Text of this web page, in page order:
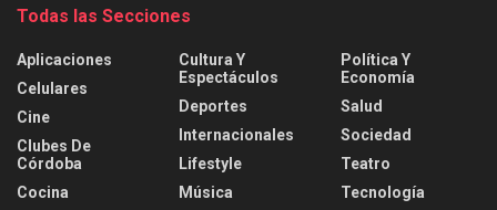
Todas las Secciones
Aplicaciones
Celulares
Cine
Clubes De
Córdoba
Cocina
Cultura Y
Espectáculos
Deportes
Internacionales
Lifestyle
Música
Política Y
Economía
Salud
Sociedad
Teatro
Tecnología